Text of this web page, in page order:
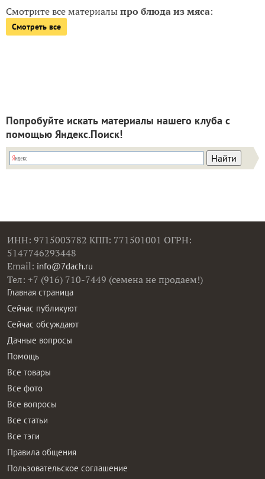
Смотрите все материалыпро блюда из мяса:
Смотреть все
Попробуйте искать материалы нашего клуба с
помощью Яндекс.Поиск!
ИНН: 9715003782 КПП: 771501001 ОГРН:
5147746293448
Email: info@7dach.ru
Тел: +7 (916) 710-7449 (семена не продаем!)
Главная страница
Сейчас публикуют
Сейчас обсуждают
Дачные вопросы
Помощь
Все товары
Все фото
Все вопросы
Все статьи
Все тэги
Правила общения
Пользовательское соглашение